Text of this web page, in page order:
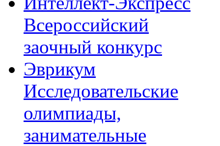
Всероссийский
заочный конкурс
Эврикум
Исследовательские
олимпиады,
занимательные